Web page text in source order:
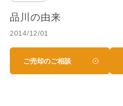
品川の由来
2014/12/01
ご売却のご相談